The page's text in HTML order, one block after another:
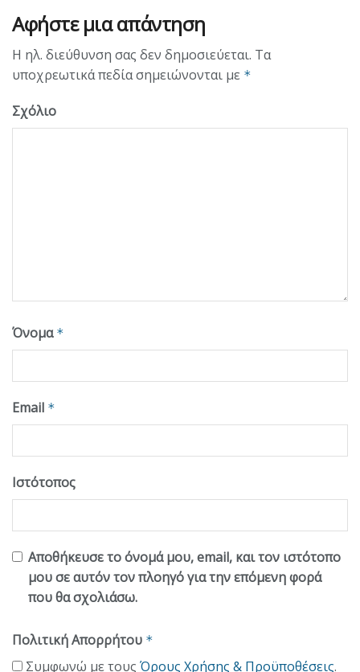
Αφήστε μια απάντηση
Η ηλ. διεύθυνση σας δεν δημοσιεύεται. Τα
υποχρεωτικά πεδία σημειώνονται με *
Σχόλιο
Όνομα *
Email *
Ιστότοπος
Αποθήκευσε το όνομά μου, email, και τον ιστότοπο
μου σε αυτόν τον πλοηγό για την επόμενη φορά
που θα σχολιάσω.
Πολιτική Απορρήτου *
Συμφωνώ με τους Όρους Χρήσης & Προϋποθέσεις.